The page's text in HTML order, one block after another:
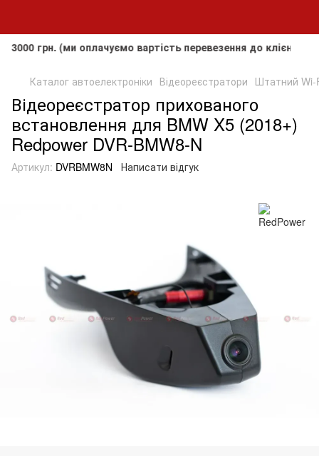
(ми оплачуємо вартість перевезення до клієнта, але
Каталог автоелектроніки Відеореєстратори Штатний Wi-
Відеореєстратор прихованого
встановлення для BMW X5 (2018+)
Redpower DVR-BMW8-N
Артикул: DVRBMW8N Написати відгук